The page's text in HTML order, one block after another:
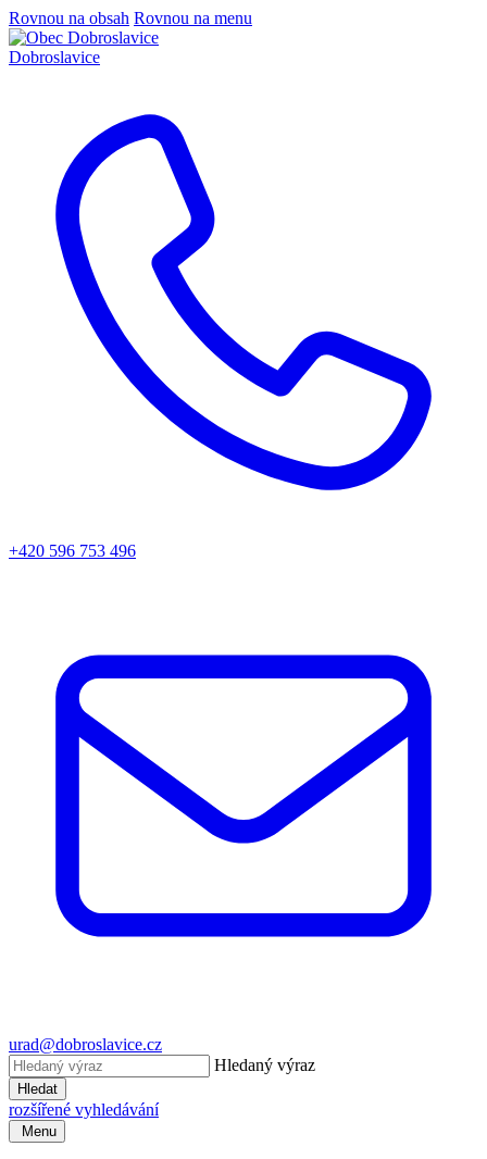
Rovnou na obsah Rovnou na menu
Dobroslavice
+420 596 753 496
urad@dobroslavice.cz
Hledaný výraz
Hledat
rozšířené vyhledávání
Menu